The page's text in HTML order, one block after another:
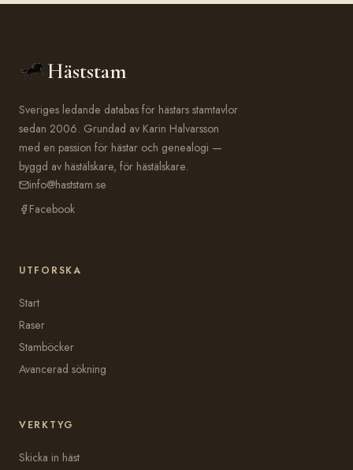
Häststam
Sveriges ledande databas för hästars stamtavlor
sedan 2006. Grundad av Karin Halvarsson
med en passion för hästar och genealogi —
byggd av hästälskare, för hästälskare.
info@haststam.se
Facebook
UTFORSKA
Start
Raser
Stamböcker
Avancerad sökning
VERKTYG
Skicka in häst